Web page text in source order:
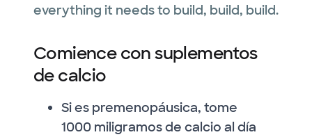
everything it needs to build, build, build.
Comience con suplementos
de calcio
Si es premenopáusica, tome
1000 miligramos de calcio al día